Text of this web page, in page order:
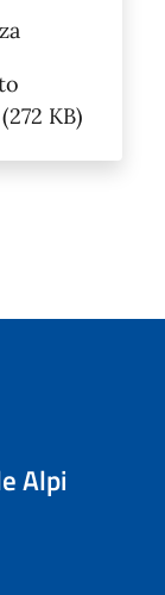
KB)
Alpi